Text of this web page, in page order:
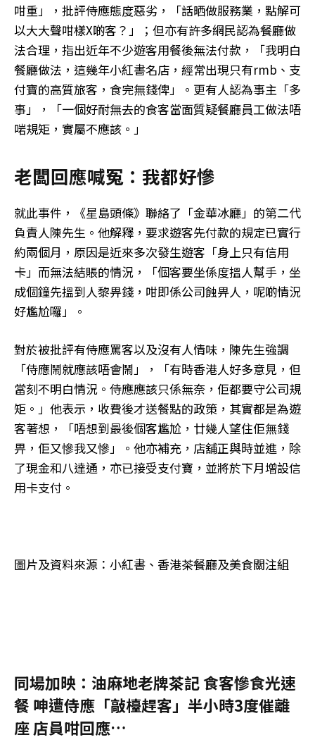
咁重」，批評侍應態度惡劣，「話晒做服務業，點解可
以大大聲咁樣X啲客？」；但亦有許多網民認為餐廳做
法合理，指出近年不少遊客用餐後無法付款，「我明白
餐廳做法，這幾年小紅書名店，經常出現只有rmb、支
付寶的高質旅客，食完無錢俾」。更有人認為事主「多
事」，「一個好耐無去的食客當面質疑餐廳員工做法唔
啱規矩，實屬不應該。」
老闆回應喊冤：我都好慘
就此事件，《星島頭條》聯絡了「金華冰廳」的第二代
負責人陳先生。他解釋，要求遊客先付款的規定已實行
約兩個月，原因是近來多次發生遊客「身上只有信用
卡」而無法結賬的情況，「個客要坐係度搵人幫手，坐
成個鐘先搵到人黎畀錢，咁即係公司蝕畀人，呢啲情況
好尷尬囉」。
對於被批評有侍應罵客以及沒有人情味，陳先生強調
「侍應鬧就應該唔會鬧」，「有時香港人好多意見，但
當刻不明白情況。侍應應該只係無奈，佢都要守公司規
矩。」他表示，收費後才送餐點的政策，其實都是為遊
客著想，「唔想到最後個客尷尬，廿幾人望住佢無錢
畀，佢又慘我又慘」。他亦補充，店舖正與時並進，除
了現金和八達通，亦已接受支付寶，並將於下月增設信
用卡支付。
圖片及資料來源：小紅書、香港茶餐廳及美食關注組
同場加映：油麻地老牌茶記 食客慘食光速
餐 呻遭侍應「敲檯趕客」半小時3度催離
座 店員咁回應…